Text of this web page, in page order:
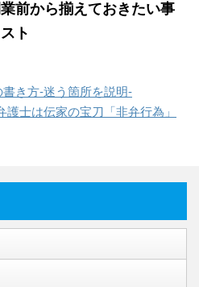
前から揃えておきたい事
ト
き方-迷う箇所を説明-
士は伝家の宝刀「非弁行為」